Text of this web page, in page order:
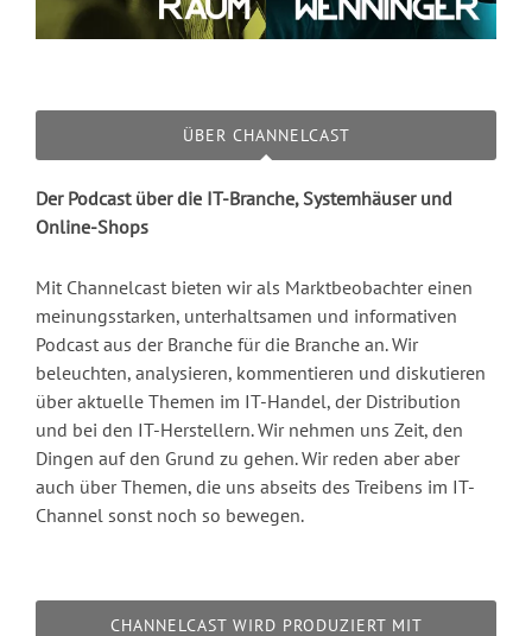
ÜBER CHANNELCAST
Der Podcast über die IT-Branche, Systemhäuser und
Online-Shops
Mit Channelcast bieten wir als Marktbeobachter einen
meinungsstarken, unterhaltsamen und informativen
Podcast aus der Branche für die Branche an. Wir
beleuchten, analysieren, kommentieren und diskutieren
über aktuelle Themen im IT-Handel, der Distribution
und bei den IT-Herstellern. Wir nehmen uns Zeit, den
Dingen auf den Grund zu gehen. Wir reden aber aber
auch über Themen, die uns abseits des Treibens im IT-
Channel sonst noch so bewegen.
CHANNELCAST WIRD PRODUZIERT MIT